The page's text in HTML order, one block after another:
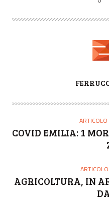
T
R
ARTICOLO
COVID EMILIA: 1
AGRICOLTURA, IN